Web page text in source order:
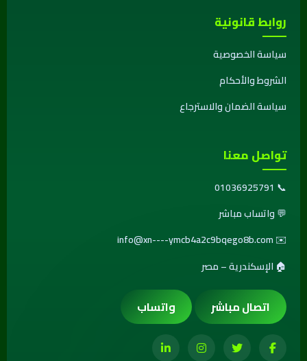
روابط قانونية
سياسة الخصوصية
الشروط والأحكام
سياسة الضمان والاسترجاع
تواصل معنا
📞
01036925791
💬واتساب مباشر
✉️
info@xn----ymcb4a2c9bqego8b.com
🏠 الإسكندرية – مصر
اتصال مباشر واتساب